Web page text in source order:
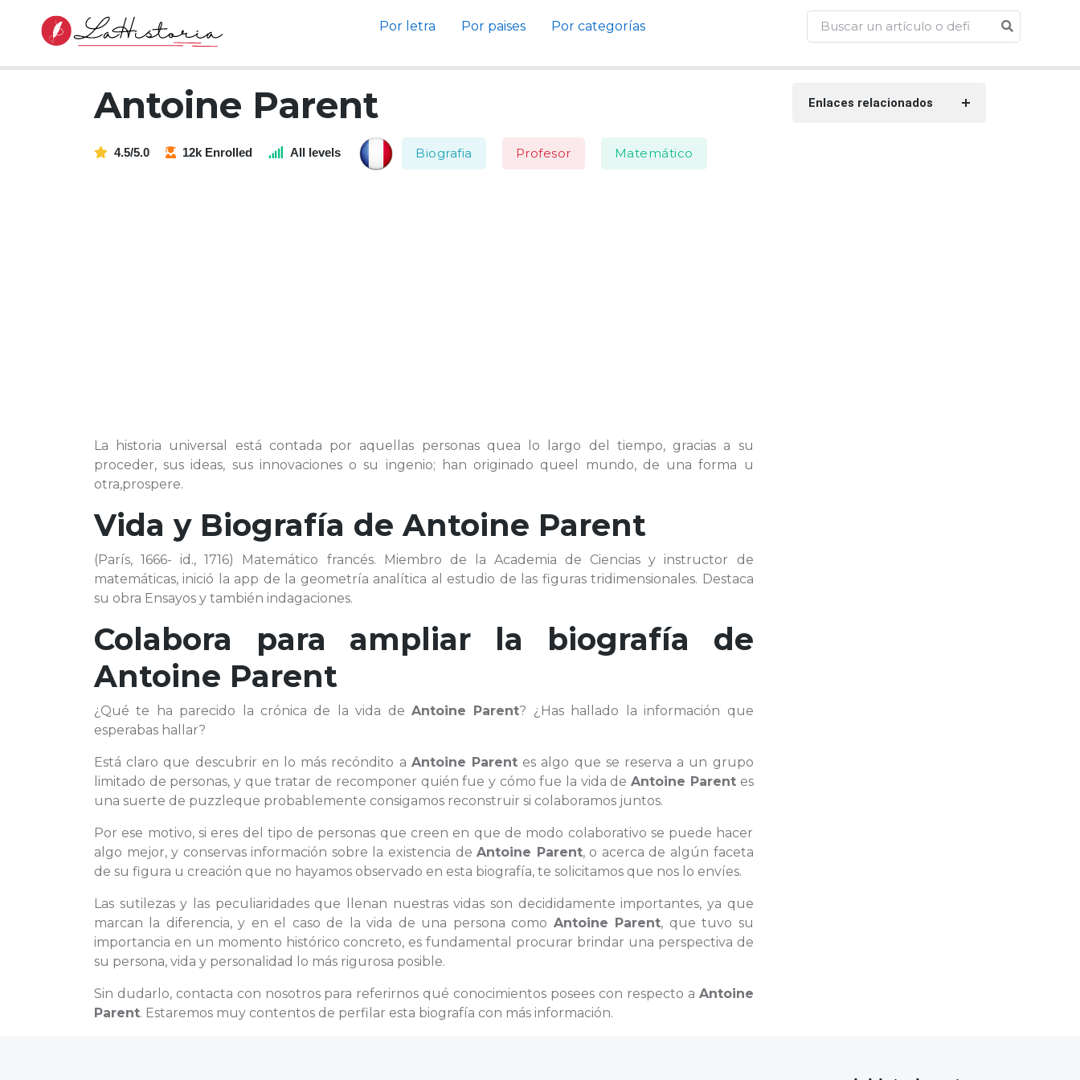
Por letra Por paises Por categorías
Antoine Parent
4.5/5.0 12k Enrolled All levels Biografia Profesor Matemático
La historia universal está contada por aquellas personas quea lo largo del tiempo, gracias a su
proceder, sus ideas, sus innovaciones o su ingenio; han originado queel mundo, de una forma u
otra,prospere.
Vida y Biografía deAntoine Parent
(París, 1666- id., 1716) Matemático francés. Miembro de la Academia de Ciencias y instructor de
matemáticas, inició la app de la geometría analítica al estudio de las figuras tridimensionales. Destaca
su obra Ensayos y también indagaciones.
Colabora para ampliar la biografía de
Antoine Parent
¿Qué te ha parecido la crónica de la vida deAntoine Parent? ¿Has hallado la información que
esperabas hallar?
Está claro que descubrir en lo más recóndito a Antoine Parentes algo que se reserva a un grupo
limitado de personas, y que tratar de recomponer quién fue y cómo fue la vida deAntoine Parentes
una suerte de puzzleque probablemente consigamos reconstruir si colaboramos juntos.
Por ese motivo, si eres del tipo de personas que creen en que de modo colaborativo se puede hacer
algo mejor, y conservas información sobre la existencia deAntoine Parent, o acerca de algún faceta
de su figura u creación que no hayamos observado en esta biografía, te solicitamos que nos lo envíes.
Las sutilezas y las peculiaridades que llenan nuestras vidas son decididamente importantes, ya que
marcan la diferencia, y en el caso de la vida de una persona como Antoine Parent, que tuvo su
importancia en un momento histórico concreto, es fundamental procurar brindar una perspectiva de
su persona, vida y personalidad lo más rigurosa posible.
Sin dudarlo, contacta con nosotros para referirnos qué conocimientos posees con respecto a Antoine
Parent. Estaremos muy contentos de perfilar esta biografía con más información.
Enlaces relacionados